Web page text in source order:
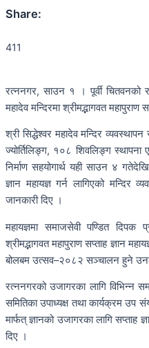
Share:
411
रत्ननगर, साउन १ । पूर्वी चितवनको
महादेव मन्दिरमा श्रीमद्भागवत महापुराण
श्री सिद्धेश्वर महादेव मन्दिर
ज्योर्तिलिङ्ग, १०८ शिवलिङ्ग स्थापना
निर्माण सहयोगार्थ यही साउन ४
ज्ञान महायज्ञ गर्न लागिएको मन्दिर
जानकारी दिए ।
महायज्ञमा समाजसेवी पण्डित दिपक
श्रीमद्भागवत महापुराण सप्ताह ज्ञान
बोलबम उत्सव–२०८२ सञ्चालन हुने
रत्ननगरको उजागरका लागि विभिन्न
समितिका उपाध्यक्ष तथा कार्यक्रम उप
मार्फत् ज्ञानको उजागरका लागि सप्ताह
दिए ।